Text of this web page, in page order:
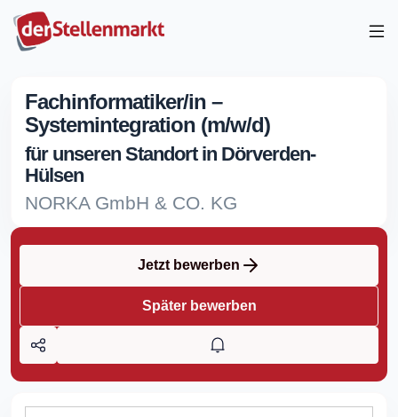
Fachinformatiker/in –
Systemintegration (m/w/d)
für unseren Standort in Dörverden-
Hülsen
NORKA GmbH & CO. KG
Jetzt bewerben
Später bewerben